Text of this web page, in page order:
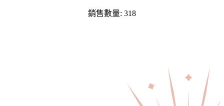
銷售數量: 318